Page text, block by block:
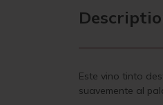
Este vino tinto
suavemente al